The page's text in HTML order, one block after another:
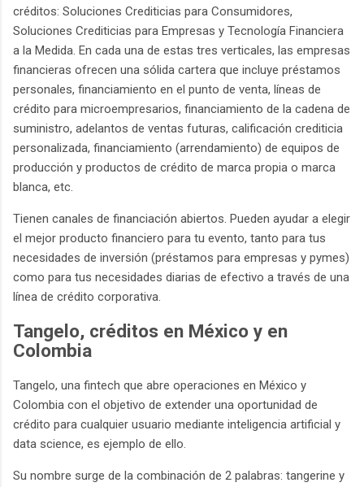
créditos: Soluciones Crediticias para Consumidores,
Soluciones Crediticias para Empresas y Tecnología Financiera
a la Medida. En cada una de estas tres verticales, las empresas
financieras ofrecen una sólida cartera que incluye préstamos
personales, financiamiento en el punto de venta, líneas de
crédito para microempresarios, financiamiento de la cadena de
suministro, adelantos de ventas futuras, calificación crediticia
personalizada, financiamiento (arrendamiento) de equipos de
producción y productos de crédito de marca propia o marca
blanca, etc.
Tienen canales de financiación abiertos. Pueden ayudar a elegir
el mejor producto financiero para tu evento, tanto para tus
necesidades de inversión (préstamos para empresas y pymes)
como para tus necesidades diarias de efectivo a través de una
línea de crédito corporativa.
Tangelo, créditos en México y en
Colombia
Tangelo, una fintech que abre operaciones en México y
Colombia con el objetivo de extender una oportunidad de
crédito para cualquier usuario mediante inteligencia artificial y
data science, es ejemplo de ello.
Su nombre surge de la combinación de 2 palabras: tangerine y